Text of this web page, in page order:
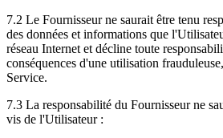
7.2 Le Fournisseur ne saurait être tenu
des données et informations que
réseau Internet et décline toute
conséquences d'une utilisation
Service.
7.3 La responsabilité du Fournisseur ne
vis de l'Utilisateur :